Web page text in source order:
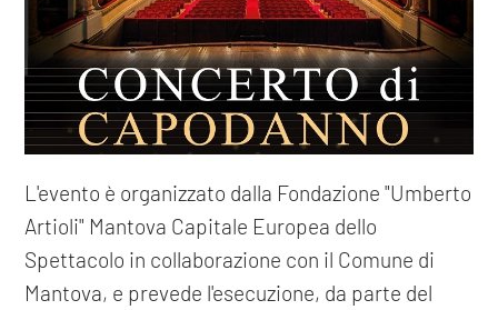
L'evento è organizzato dalla Fondazione "Umberto
Artioli" Mantova Capitale Europea dello
Spettacolo in collaborazione con il Comune di
Mantova, e prevede l'esecuzione, da parte del